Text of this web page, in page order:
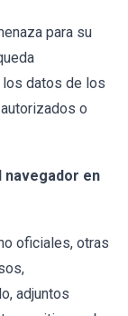
para su
datos de los
o
navegador en
oficiales, otras
adjuntos